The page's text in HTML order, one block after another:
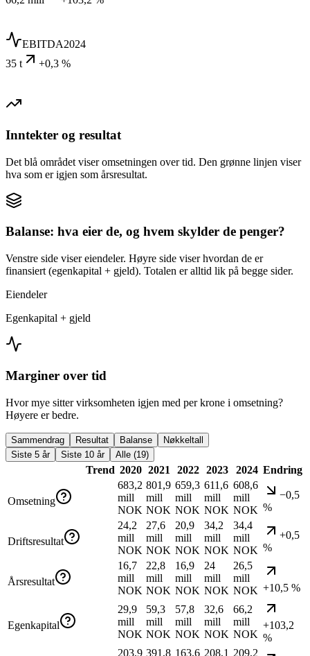
EBITDA2024
35 t
+0,3 %
Inntekter og resultat
Det blå området viser omsetningen over tid. Den grønne linjen viser
hva som er igjen som årsresultat.
Balanse: hva eier de, og hvem skylder de penger?
Venstre side viser eiendeler. Høyre side viser hvordan de er
finansiert (egenkapital + gjeld). Totalen er alltid lik på begge sider.
Eiendeler
Egenkapital + gjeld
Marginer over tid
Hvor mye sitter virksomheten igjen med per krone i omsetning?
Høyere er bedre.
Sammendrag Resultat Balanse
Nøkkeltall
Siste 5 år
Siste 10 år Alle (19)
Trend 2020 2021 2022 2023 2024 Endring
Omsetning
683,2
mill
NOK
801,9
mill
NOK
659,3
mill
NOK
611,6
mill
NOK
608,6
mill
NOK
−0,5
%
Driftsresultat
24,2
mill
NOK
27,6
mill
NOK
20,9
mill
NOK
34,2
mill
NOK
34,4
mill
NOK
+0,5
%
Årsresultat
16,7
mill
NOK
22,8
mill
NOK
16,9
mill
NOK
24
mill
NOK
26,5
mill
NOK +10,5 %
Egenkapital
29,9
mill
NOK
59,3
mill
NOK
57,8
mill
NOK
32,6
mill
NOK
66,2
mill
NOK
+103,2
%
203,9 391,8 163,6 208,1 209,2